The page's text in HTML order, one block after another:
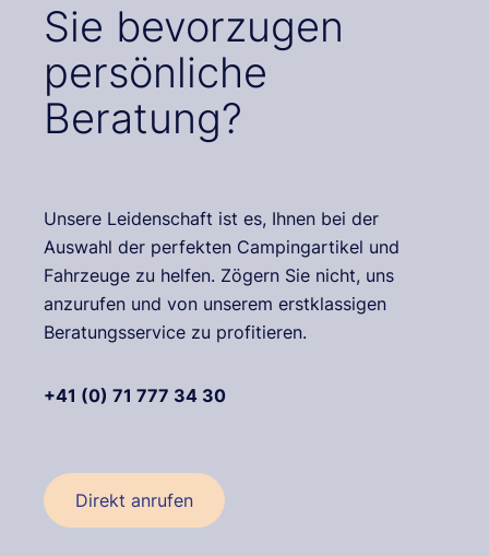
Sie bevorzugen
persönliche
Beratung?
Unsere Leidenschaft ist es, Ihnen bei der
Auswahl der perfekten Campingartikel und
Fahrzeuge zu helfen. Zögern Sie nicht, uns
anzurufen und von unserem erstklassigen
Beratungsservice zu profitieren.
+41 (0) 71 777 34 30
Direkt anrufen